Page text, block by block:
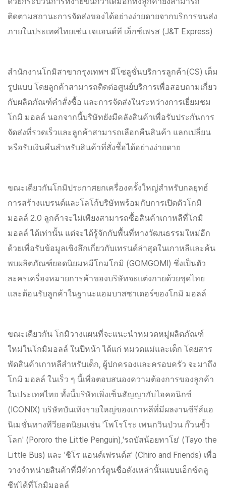
ติดตามสถานะการจัดส่งของได้อย่างง่ายดายจากบริการขนส่ง
ภายในประเทศไทยเช่น เจแอนด์ที เอ็กซ์เพรส (J&T Express)
สำนักงานโกมิสาขากรุงเทพฯ มีโซลูชั่นบริการลูกค้า(CS) เต็ม
รูปแบบ โดยลูกค้าสามารถติดต่อศูนย์บริการเพื่อสอบถามเกี่ยว
กับผลิตภัณฑ์คำสั่งซื้อ และการจัดส่งในระหว่างการเยี่ยมชม
โกมิ มอลล์ นอกจากนี้บริษัทยังมีคลังสินค้าเพื่อรับประกันการ
จัดส่งที่รวดเร็วและลูกค้าสามารถเลือกคืนสินค้า แลกเปลี่ยน
หรือรับเงินคืนสำหรับสินค้าที่สั่งซื้อได้อย่างง่ายดาย
ขณะเดียวกันโกมิประกาศยกเครื่องครั้งใหญ่สำหรับกลยุทธ์
การสร้างแบรนด์และโลโก้บริษัทพร้อมกับการเปิดตัวโกมิ
มอลล์ 2.0 ลูกค้าจะไม่เพียงสามารถซื้อสินค้าเกาหลีที่โกมิ
มอลล์ ได้เท่านั้น แต่จะได้รู้จักกับพื้นที่ทางวัฒนธรรมใหม่อีก
ด้วยเพื่อรับข้อมูลเชิงลึกเกี่ยวกับเทรนด์ล่าสุดในเกาหลีและค้น
พบผลิตภัณฑ์ยอดนิยมหมีโกมโกมิ (GOMGOMI) ซึ่งเป็นตัว
ละครเครื่องหมายการค้าของบริษัทจะแต่งกายด้วยชุดไทย
และต้อนรับลูกค้าในฐานะแอมบาสซาเดอร์ของโกมิ มอลล์
ขณะเดียวกัน โกมิวางแผนที่จะแนะนำหมวดหมู่ผลิตภัณฑ์
ใหม่ในโกมิมอลล์ ในปีหน้า ได้แก่ หมวดแม่และเด็ก โดยสาร
พัดสินค้าเกาหลีสำหรับเด็ก, ผู้ปกครองและครอบครัว จะมาถึง
โกมิ มอลล์ ในเร็ว ๆ นี้เพื่อตอบสนองความต้องการของลูกค้า
ในประเทศไทย ทั้งนี้บริษัทเพิ่งเซ็นสัญญากับไอคอนิกซ์
(ICONIX) บริษัทบันเทิงรายใหญ่ของเกาหลีที่มีผลงานซีรีส์แอ
นิเมชั่นทางทีวียอดนิยมเช่น 'โพโรโระ เพนกวินป่วน ก๊วนขั้ว
โลก' (Pororo the Little Penguin),'รถบัสน้อยทาโย' (Tayo the
Little Bus) และ 'ชิโร แอนด์เฟรนด์ส' (Chiro and Friends) เพื่อ
วางจำหน่ายสินค้าที่มีตัวการ์ตูนชื่อดังเหล่านั้นแบบเอ็กซ์คลู
ซีฟได้ที่โกมิมอลล์